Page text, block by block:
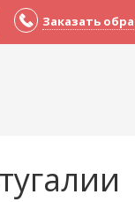
Заказать